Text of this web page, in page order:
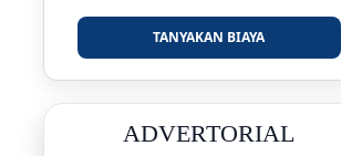
TANYAKAN BIAYA
DUKUNG KAMI